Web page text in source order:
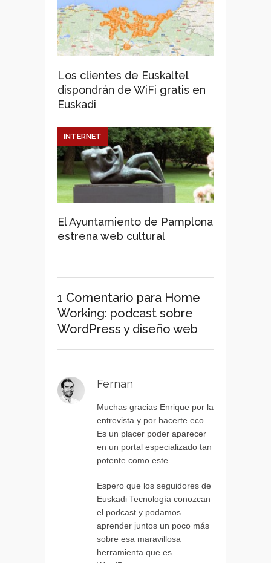
Los clientes de Euskaltel
dispondrán de WiFi gratis en
Euskadi
El Ayuntamiento de Pamplona
estrena web cultural
INTERNET
1 Comentario para Home
Working: podcast sobre
WordPress y diseño web
Fernan
Muchas gracias Enrique por la
entrevista y por hacerte eco.
Es un placer poder aparecer
en un portal especializado tan
potente como este.
Espero que los seguidores de
Euskadi Tecnología conozcan
el podcast y podamos
aprender juntos un poco más
sobre esa maravillosa
herramienta que es